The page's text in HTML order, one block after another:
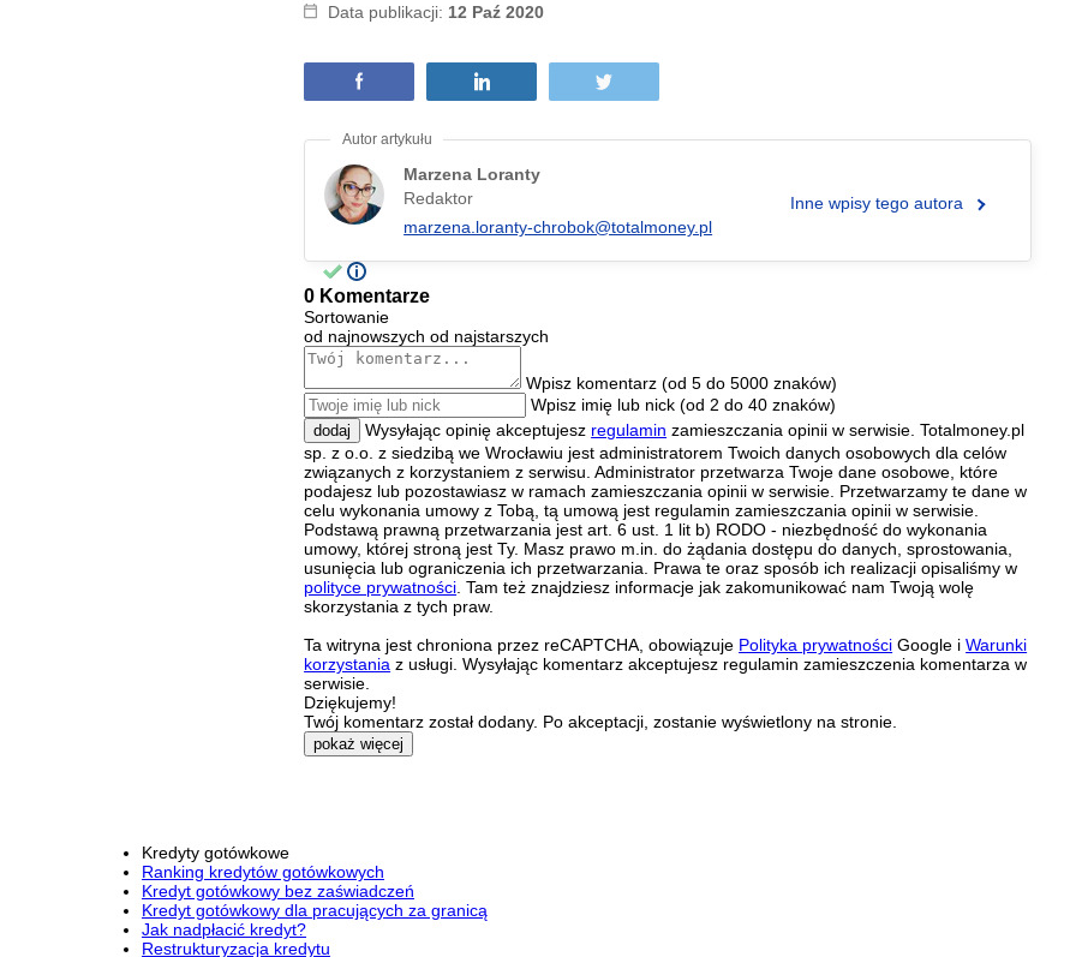
Data publikacji: 12 Paź 2020
Marzena Loranty
Redaktor
marzena.loranty-chrobok@totalmoney.pl
Inne wpisy tego autora
0 Komentarze
Sortowanie
od najnowszych od najstarszych
Wpisz komentarz (od 5 do 5000 znaków)
Wpisz imię lub nick (od 2 do 40 znaków)
dodaj Wysyłając opinię akceptujesz regulamin zamieszczania opinii w serwisie. Totalmoney.pl
sp. z o.o. z siedzibą we Wrocławiu jest administratorem Twoich danych osobowych dla celów
związanych z korzystaniem z serwisu. Administrator przetwarza Twoje dane osobowe, które
podajesz lub pozostawiasz w ramach zamieszczania opinii w serwisie. Przetwarzamy te dane w
celu wykonania umowy z Tobą, tą umową jest regulamin zamieszczania opinii w serwisie.
Podstawą prawną przetwarzania jest art. 6 ust. 1 lit b) RODO - niezbędność do wykonania
umowy, której stroną jest Ty. Masz prawo m.in. do żądania dostępu do danych, sprostowania,
usunięcia lub ograniczenia ich przetwarzania. Prawa te oraz sposób ich realizacji opisaliśmy w
polityce prywatności . Tam też znajdziesz informacje jak zakomunikować nam Twoją wolę
skorzystania z tych praw.
Ta witryna jest chroniona przez reCAPTCHA, obowiązuje Polityka prywatności Google iWarunki
korzystania z usługi. Wysyłając komentarz akceptujesz regulamin zamieszczenia komentarza w
serwisie.
Dziękujemy!
Twój komentarz został dodany. Po akceptacji, zostanie wyświetlony na stronie.
pokaż więcej
Kredyty gotówkowe
Ranking kredytów gotówkowych
Kredyt gotówkowy bez zaświadczeń
Kredyt gotówkowy dla pracujących za granicą
Jak nadpłacić kredyt?
Restrukturyzacja kredytu